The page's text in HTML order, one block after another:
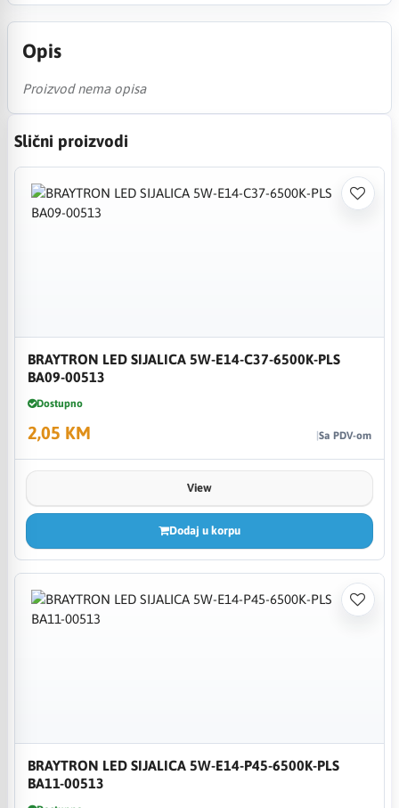
Opis
Proizvod nema opisa
Slični proizvodi
BRAYTRON LED SIJALICA 5W-E14-C37-6500K-PLS
BA09-00513
Dostupno
2,05 KM Sa PDV-om
View
Dodaj u korpu
BRAYTRON LED SIJALICA 5W-E14-P45-6500K-PLS
BA11-00513